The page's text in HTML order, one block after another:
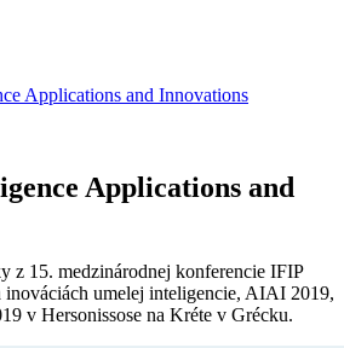
Applications and Innovations
Applications and
z 15. medzinárodnej konferencie IFIP
umelej inteligencie, AIAI 2019,
v Hersonissose na Kréte v Grécku.